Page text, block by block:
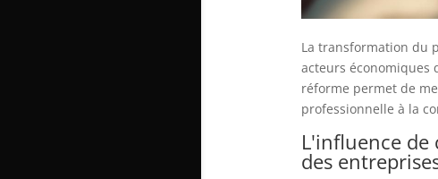
La transformation du
acteurs économiques
réforme permet de
professionnelle à la
L'influence
des